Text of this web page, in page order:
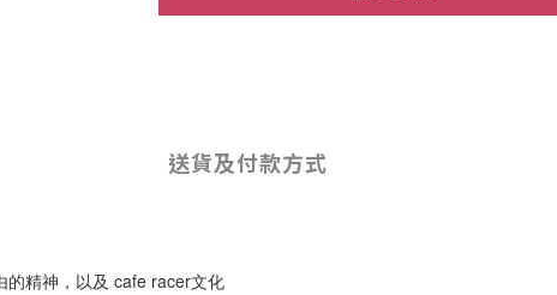
送貨及付款方式
精神，以及 cafe racer文化